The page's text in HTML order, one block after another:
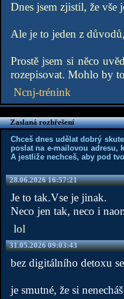
Dnes jsem zjistil, že vše
Ale je to jeden z
Prostě jsem si něco
rozepisovat. Mohlo by
Ncnj-trénink
Zaslaná rozhřešení
Chceš dnes udělat dobrý
poslat na e-mailovou adresu,
A jestliže nechceš, aby pod
28.06.2026 16:57:21
Je to tak.Vse je jinak.
Neco jen tak, neco i
lol
31.05.2026 09:03:43
bez digitálního detoxu
je smutné, že si